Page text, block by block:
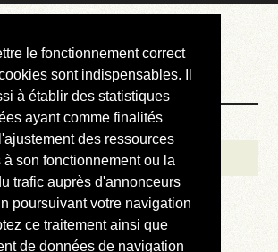
le fonctionnement correct
sont indispensables. Il
à établir des statistiques
ayant comme finalités
des ressources
à son fonctionnement ou la
trafic auprès d'annonceurs
poursuivant votre navigation
ce traitement ainsi que
de données de navigation
LE »